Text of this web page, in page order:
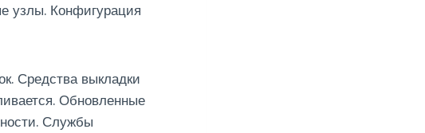
узлы. Конфигурация
Средства выкладки
Обновленные
Службы